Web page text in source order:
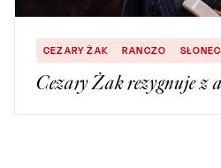
CEZARY ŻAK RANCZO
Cezary Żak rezygnuje z